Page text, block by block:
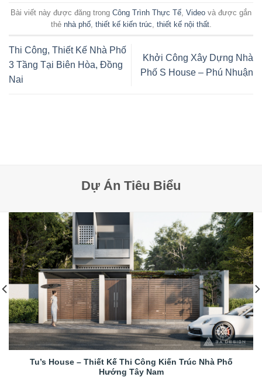
Bài viết này được đăng trong Công Trình Thực Tế Video và được gắn
thẻ nhà phố, thiết kế kiến trúc thiết kế nội thất.
Thi Công, Thiết Kế Nhà Phố
3 Tầng Tại Biên Hòa, Đồng
Nai
Khởi Công Xây Dựng Nhà
Phố S House – Phú Nhuận
Dự Án Tiêu Biểu
Tu’s House – Thiết Kế Thi Công Kiến Trúc Nhà Phố
Hướng Tây Nam